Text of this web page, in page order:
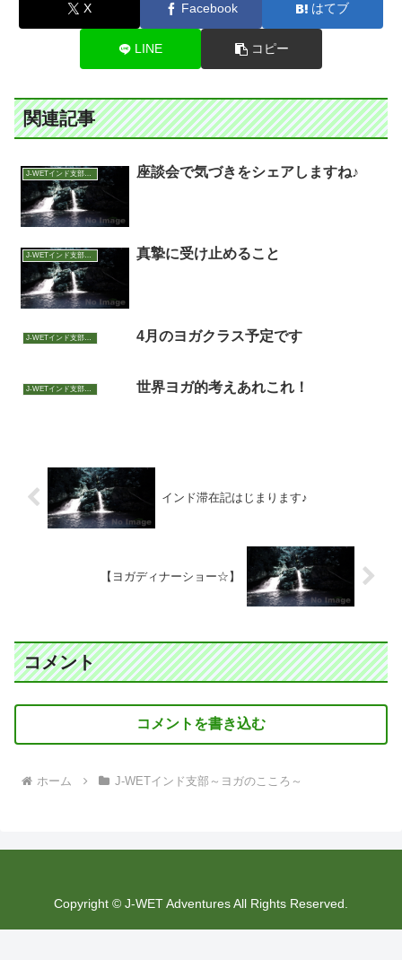
X Facebook はてブ
LINE コピー
関連記事
J-WETインド支部～ヨガのこころ～ 座談会で気づきをシェアしますね♪
J-WETインド支部～ヨガのこころ～ 真摯に受け止めること
J-WETインド支部～ヨガのこころ～ 4月のヨガクラス予定です
J-WETインド支部～ヨガのこころ～ 世界ヨガ的考えあれこれ！
インド滞在記はじまります♪
【ヨガディナーショー☆】
コメント
コメントを書き込む
ホーム J-WETインド支部～ヨガのこころ～
Copyright © J-WET Adventures All Rights Reserved.